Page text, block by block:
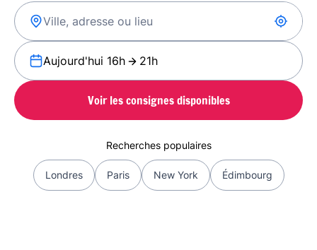
Aujourd'hui 16h 21h
Voir les consignes disponibles
Recherches populaires
Londres Paris New York Édimbourg